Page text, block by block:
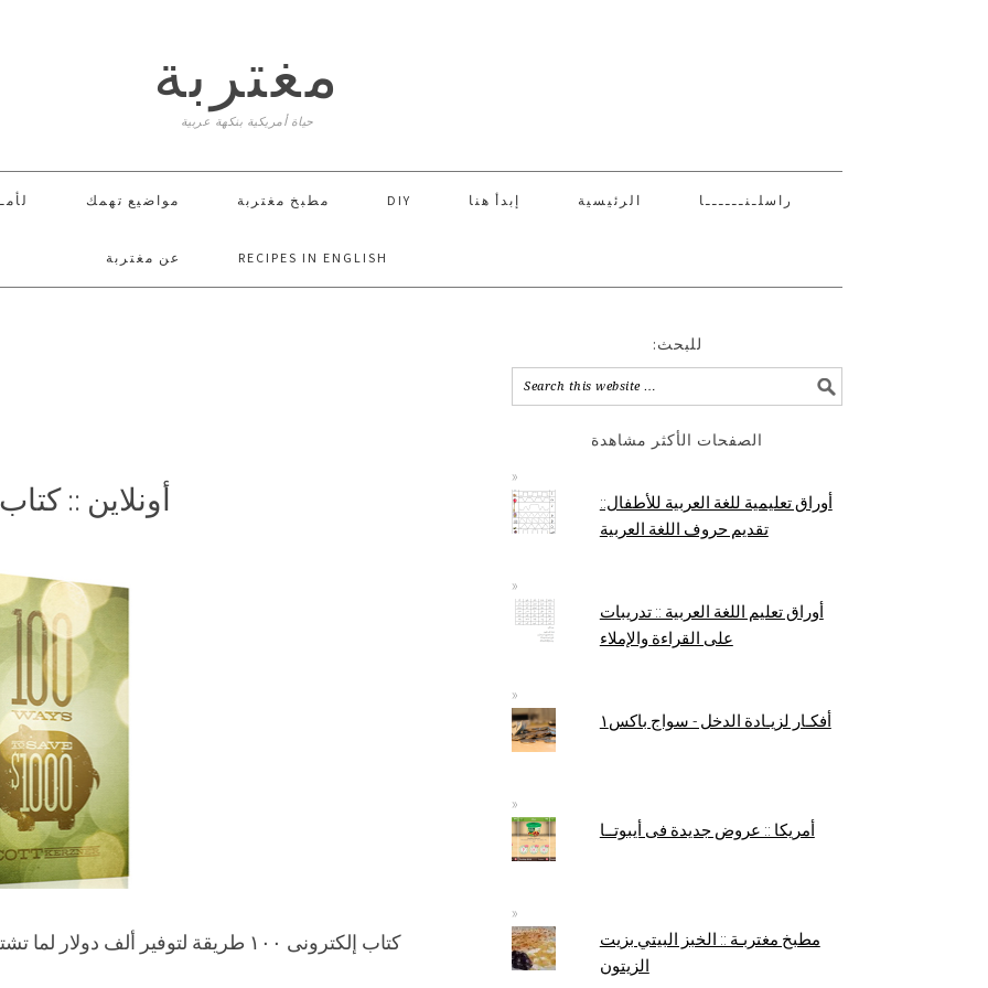
مغتربة
حياة أمريكية بنكهة عربية
مواضيع تهمك مطبخ مغتربة DIY إبدأ هنا الرئيسية راسلـنــــــا
عن مغتربة RECIPES IN ENGLISH
أونلاين ::
كتاب إلكترونى ١٠٠ طريقة لتوفير ألف دولار لما تشتركوا فى المجموعة البريدية
:للبحث
الصفحات الأكثر مشاهدة
أوراق تعليمية للغة العربية للأطفال::
تقديم حروف اللغة العربية
أوراق تعليم اللغة العربية :: تدريبات
على القراءة والإملاء
أفكـار لزيـادة الدخل - سواج باكس١
أمريكا :: عروض جديدة فى أيبوتــا
مطبخ مغتربـة :: الخبز البيتي بزيت
الزيتون